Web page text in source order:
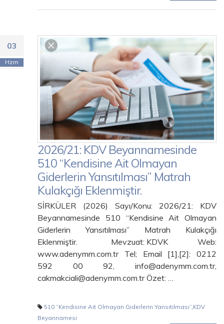
03
Hzrn
2026/21: KDV Beyannamesinde
510 “Kendisine Ait Olmayan
Giderlerin Yansıtılması” Matrah
Kulakçığı Eklenmiştir.
SİRKÜLER (2026) Sayı/Konu: 2026/21: KDV
Beyannamesinde 510 “Kendisine Ait Olmayan
Giderlerin Yansıtılması” Matrah Kulakçığı
Eklenmiştir. Mevzuat: KDVK Web:
www.adenymm.com.tr Tel; Email [1],[2]: 0212
592 00 92, info@adenymm.com.tr,
cakmakciali@adenymm.com.tr Özet: …
510 “Kendisine Ait Olmayan Giderlerin Yansıtılması”,KDV
Beyannamesi